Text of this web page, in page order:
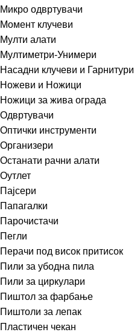
Микро одвртувачи
Момент клучеви
Мулти алати
Мултиметри-Унимери
Насадни клучеви и Гарнитури
Ножеви и Ножици
Ножици за жива ограда
Одвртувачи
Оптички инструменти
Организери
Останати рачни алати
Оутлет
Пајсери
Папагалки
Парочистачи
Пегли
Перачи под висок притисок
Пили за убодна пила
Пили за циркулари
Пиштол за фарбање
Пиштоли за лепак
Пластичен чекан